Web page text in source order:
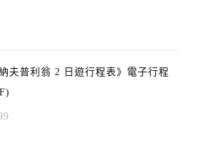
納夫普利翁 2 日遊行程表》電子行程